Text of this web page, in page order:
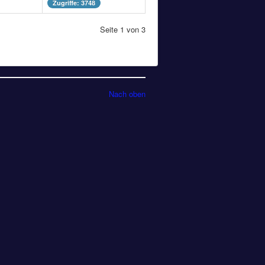
Zugriffe: 3748
Seite 1 von 3
Nach oben